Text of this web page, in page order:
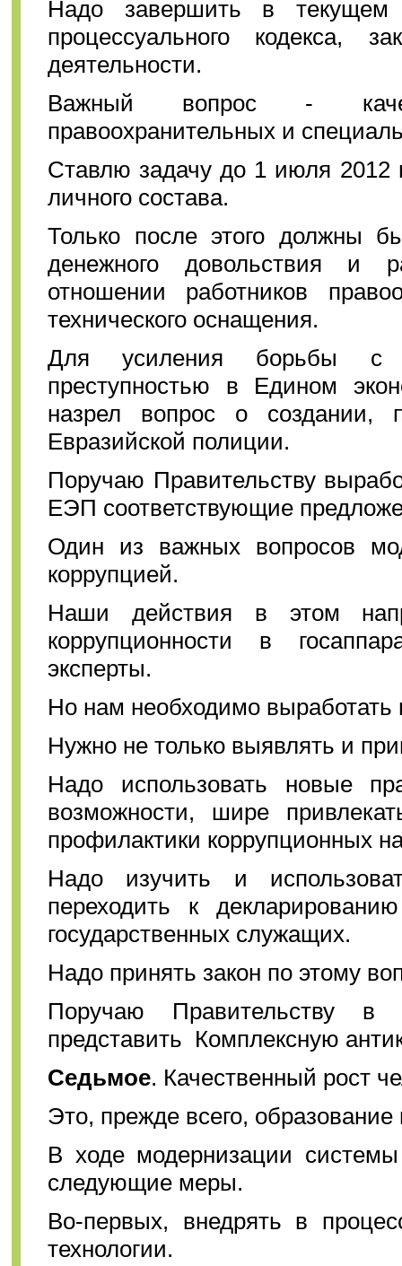
Надо завершить в текущем
процессуального кодекса,
деятельности.
Важный вопрос -
правоохранительных и
Ставлю задачу до 1 июля 2012
личного состава.
Только после этого должны
денежного довольствия и
отношении работников
технического оснащения.
Для усиления борьбы с
преступностью в Едином
назрел вопрос о создании,
Евразийской полиции.
Поручаю Правительству
ЕЭП соответствующие
Один из важных вопросов
коррупцией.
Наши действия в этом
коррупционности в
эксперты.
Но нам необходимо выработать
Нужно не только выявлять и
Надо использовать новые
возможности, шире
профилактики коррупционных
Надо изучить и
переходить к
государственных служащих.
Надо принять закон по этому
Поручаю Правительству в
представить Комплексную
Седьмое. Качественный рост
Это, прежде всего,
В ходе модернизации
следующие меры.
Во-первых, внедрять в
технологии.